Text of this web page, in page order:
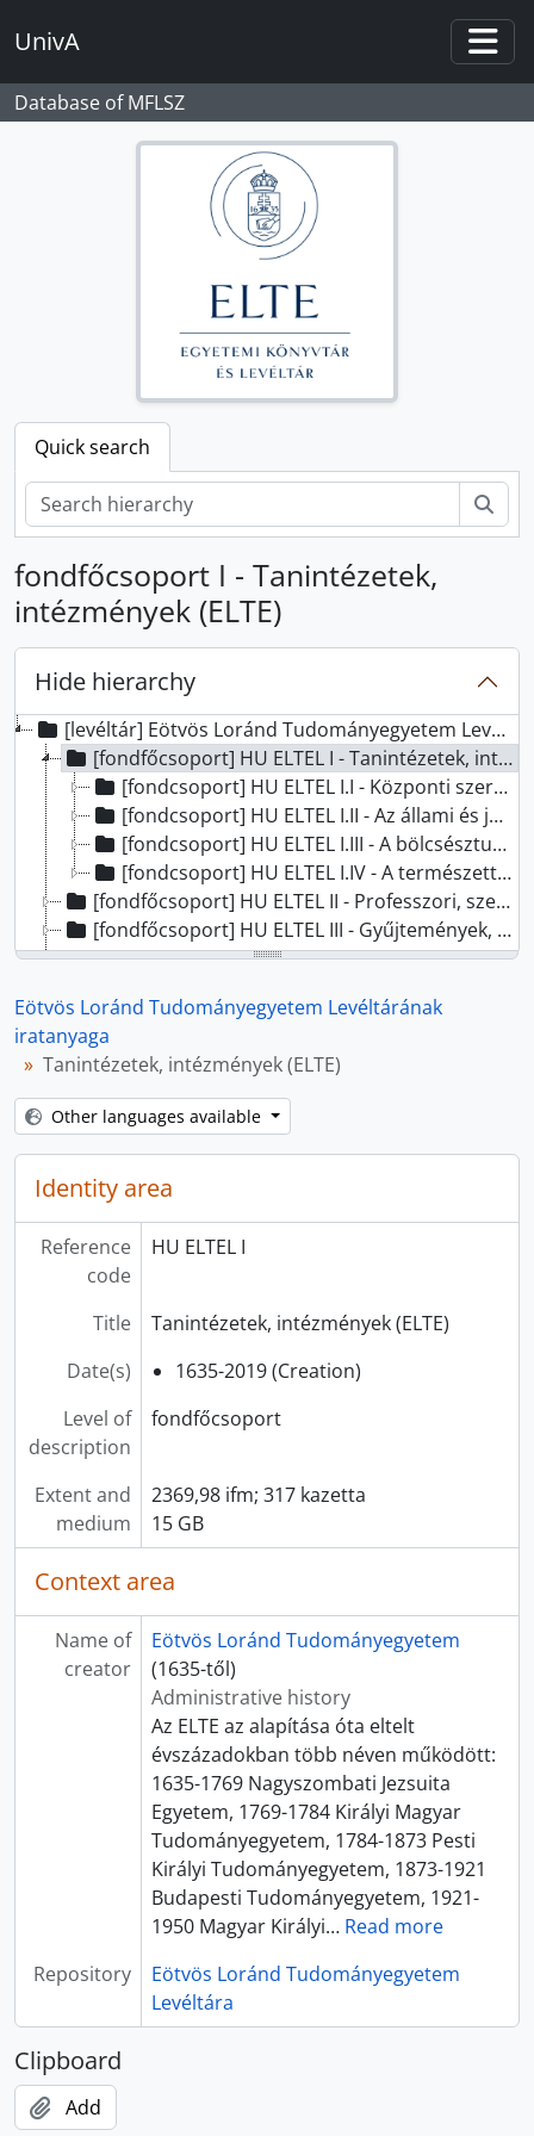
UnivA
Database of MFLSZ
Quick search
fondfőcsoport I - Tanintézetek,
intézmények (ELTE)
Hide hierarchy
[levéltár] Eötvös Loránd Tudományegyetem Levéltárának iratanyaga, 1263 - 2025
[fondfőcsoport] HU ELTEL I - Tanintézetek, intézmények (ELTE), 1635-2019
[fondcsoport] HU ELTEL I.I - Központi szervezeti egységek, 1635 - 2025
[fondcsoport] HU ELTEL I.II - Az állami és jogtudományi kar szervezeti egységei, 1941 - 1990
[fondcsoport] HU ELTEL I.III - A bölcsésztudományi kar szervezeti egységei, 1880 - 2017
[fondcsoport] HU ELTEL I.IV - A természettudományi kar szervezeti egységei, 1805-2016
[fondfőcsoport] HU ELTEL II - Professzori, személyi hagyatékok, 1741 - 2022
[fondfőcsoport] HU ELTEL III - Gyűjtemények, 1263 - 2016
[fondfőcsoport] HU ELTEL V - MSZMP archívumában kezelt iratok, 1952-1989
Eötvös Loránd Tudományegyetem Levéltárának
iratanyaga
Tanintézetek, intézmények (ELTE)
Other languages available
Identity area
Reference
code
HU ELTEL I
Title
Tanintézetek, intézmények (ELTE)
Date(s)
1635-2019 (Creation)
Level of
description
fondfőcsoport
Extent and
medium
2369,98 ifm; 317 kazetta
15 GB
Context area
Name of
creator
Eötvös Loránd Tudományegyetem
(1635-től)
Administrative history
Az ELTE az alapítása óta eltelt
évszázadokban több néven működött:
1635-1769 Nagyszombati Jezsuita
Egyetem, 1769-1784 Királyi Magyar
Tudományegyetem, 1784-1873 Pesti
Királyi Tudományegyetem, 1873-1921
Budapesti Tudományegyetem, 1921-
1950 Magyar Királyi… Read more
Repository
Eötvös Loránd Tudományegyetem
Levéltára
Clipboard
Add